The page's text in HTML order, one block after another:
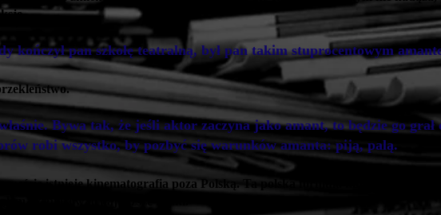
kończył pan szkołę teatralną, był pan takim stuprocentowym
Bywa tak, że jeśli aktor zaczyna jako amant, to będzie go grał
robi wszystko, by pozbyć się warunków amanta: piją, palą.
istnieje kinematografia poza Polską. Ta polska formuła kina dla mnie się